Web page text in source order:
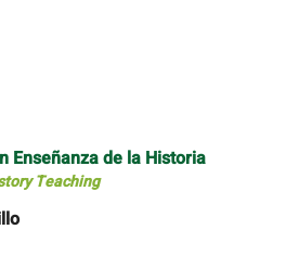
Enseñanza de la Historia
Teaching